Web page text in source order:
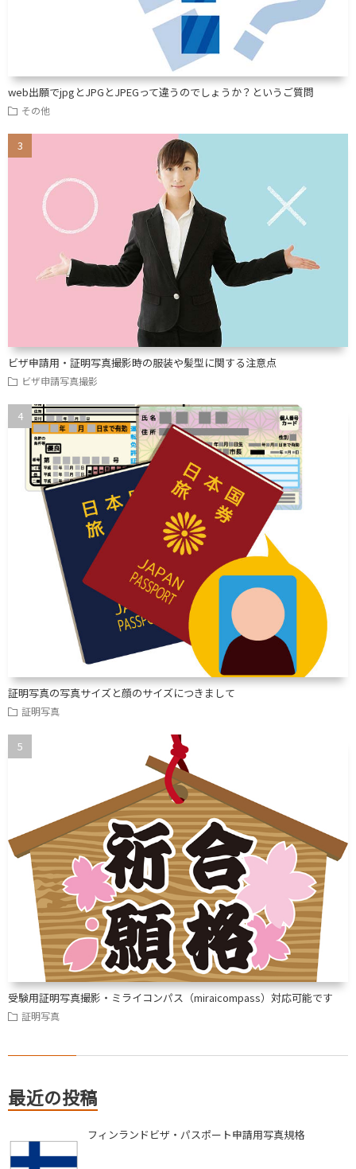
web出願でjpgとJPGとJPEGって違うのでしょうか？というご質問
その他
ビザ申請用・証明写真撮影時の服装や髪型に関する注意点
ビザ申請写真撮影
証明写真の写真サイズと顔のサイズにつきまして
証明写真
受験用証明写真撮影・ミライコンパス（miraicompass）対応可能です
証明写真
最近の投稿
フィンランドビザ・パスポート申請用写真規格